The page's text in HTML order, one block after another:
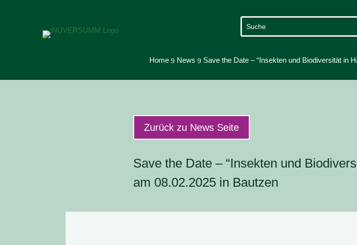
Home 9 News 9 Save the Date – “Insekten und Biodiversität in
Zurück zu News Seite
Save the Date – “Insekten und
am 08.02.2025 in Bautzen